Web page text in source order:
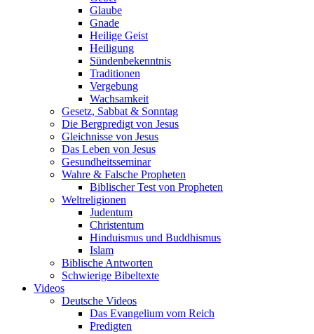
Glaube
Gnade
Heilige Geist
Heiligung
Sündenbekenntnis
Traditionen
Vergebung
Wachsamkeit
Gesetz, Sabbat & Sonntag
Die Bergpredigt von Jesus
Gleichnisse von Jesus
Das Leben von Jesus
Gesundheitsseminar
Wahre & Falsche Propheten
Biblischer Test von Propheten
Weltreligionen
Judentum
Christentum
Hinduismus und Buddhismus
Islam
Biblische Antworten
Schwierige Bibeltexte
Videos
Deutsche Videos
Das Evangelium vom Reich
Predigten